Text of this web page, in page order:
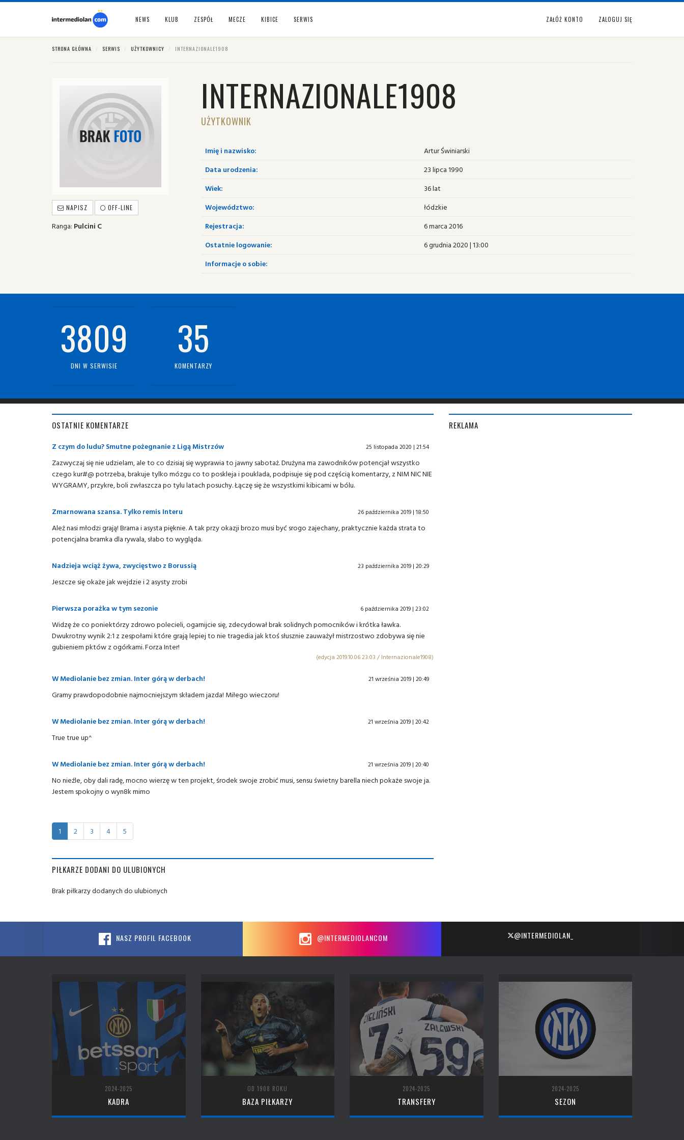
NEWS KLUB ZESPÓŁ MECZE KIBICE SERWIS ZAŁÓŻ KONTO ZALOGUJ SIĘ
STRONA GŁÓWNA SERWIS UŻYTKOWNICY INTERNAZIONALE1908
NAPISZ OFF-LINE
Ranga: Pulcini C
INTERNAZIONALE1908
UŻYTKOWNIK
Imię i nazwisko:
Artur Świniarski
Data urodzenia:
23 lipca 1990
Wiek:
36 lat
Województwo:
łódzkie
Rejestracja:
6 marca 2016
Ostatnie logowanie:
6 grudnia 2020 | 13:00
Informacje o sobie:
3809
DNI W SERWISIE
35
KOMENTARZY
OSTATNIE KOMENTARZE
Z czym do ludu? Smutne pożegnanie z Ligą Mistrzów 25 listopada 2020 | 21:54
Zazwyczaj się nie udzielam, ale to co dzisiaj się wyprawia to jawny sabotaż. Drużyna ma zawodników potencjał wszystko
czego kur#@ potrzeba, brakuje tylko mózgu co to poskleja i pouklada, podpisuje się pod częścią komentarzy, z NIM NIC NIE
WYGRAMY, przykre, boli zwłaszcza po tylu latach posuchy. Łączę się że wszystkimi kibicami w bólu.
Zmarnowana szansa. Tylko remis Interu 26 października 2019 | 18:50
Ależ nasi młodzi grają! Brama i asysta pięknie. A tak przy okazji brozo musi być srogo zajechany, praktycznie każda strata to
potencjalna bramka dla rywala, słabo to wygląda.
Nadzieja wciąż żywa, zwycięstwo z Borussią 23 października 2019 | 20:29
Jeszcze się okaże jak wejdzie i 2 asysty zrobi
Pierwsza porażka w tym sezonie 6 października 2019 | 23:02
Widzę że co poniektórzy zdrowo polecieli, ogarnijcie się, zdecydował brak solidnych pomocników i krótka ławka.
Dwukrotny wynik 2:1 z zespołami które grają lepiej to nie tragedia jak ktoś słusznie zauważył mistrzostwo zdobywa się nie
gubieniem pktów z ogórkami. Forza Inter!
(edycja 2019.10.06 23:03 / Internazionale1908)
W Mediolanie bez zmian. Inter górą w derbach! 21 września 2019 | 20:49
Gramy prawdopodobnie najmocniejszym składem jazda! Miłego wieczoru!
W Mediolanie bez zmian. Inter górą w derbach! 21 września 2019 | 20:42
True true up^
W Mediolanie bez zmian. Inter górą w derbach! 21 września 2019 | 20:40
No nieźle, oby dali radę, mocno wierzę w ten projekt, środek swoje zrobić musi, sensu świetny barella niech pokaże swoje ja.
Jestem spokojny o wyn8k mimo
1 2 3 4 5
PIŁKARZE DODANI DO ULUBIONYCH
Brak piłkarzy dodanych do ulubionych
REKLAMA
NASZ PROFIL FACEBOOK @INTERMEDIOLANCOM @INTERMEDIOLAN_
2024-2025
KADRA
OD 1908 ROKU
BAZA PIŁKARZY
2024-2025
TRANSFERY
2024-2025
SEZON